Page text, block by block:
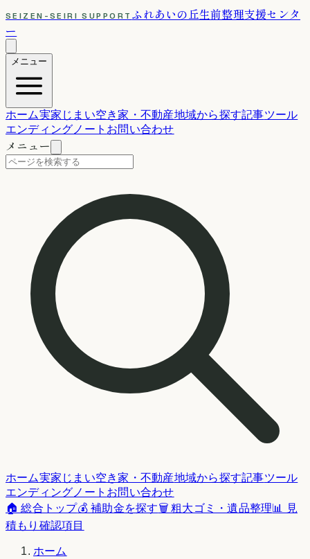
SEIZEN-SEIRI SUPPORT ふれあいの丘生前整理支援センタ
ー
メニュー
ホーム実家じまい空き家・不動産地域から探す記事ツール
エンディングノート お問い合わせ
メニュー
ホーム実家じまい空き家・不動産地域から探す記事ツール
エンディングノート お問い合わせ
🏠 総合トップ💰 補助金を探す🗑️ 粗大ゴミ・遺品整理📊 見
積もり確認項目
ホーム